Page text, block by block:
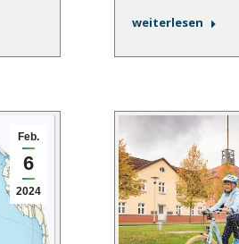
weiterlesen
Feb.
6
2024